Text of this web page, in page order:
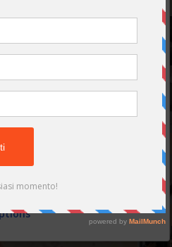
information from your device
data) may be stored by,
or used specifically by this
geolocation data.List of
data on the basis of legitimate
your options below. Look
site menu to manage or